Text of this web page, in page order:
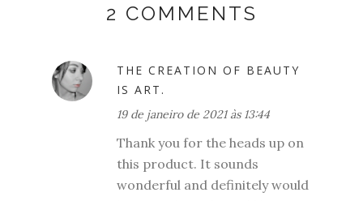
2 COMMENTS
THE CREATION OF BEAUTY
IS ART.
19 de janeiro de 2021 às 13:44
Thank you for the heads up on
this product. It sounds
wonderful and definitely would